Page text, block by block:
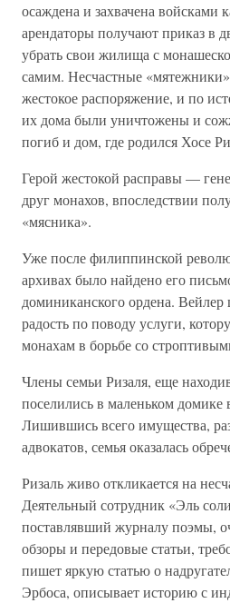
осаждена и захвачена войсками
арендаторы получают приказ в
убрать свои жилища с
самим. Несчастные
жестокое распоряжение, и по
их дома были уничтожены и
погиб и дом, где родился Хосе
Герой жестокой расправы —
друг монахов, впоследствии
«мясника».
Уже после филиппинской
архивах было найдено его
доминиканского ордена.
радость по поводу услуги,
монахам в борьбе со
Члены семьи Ризаля, еще
поселились в маленьком домике
Лишившись всего имущества,
адвокатов, семья оказалась
Ризаль живо откликается на
Деятельный сотрудник «Эль
поставлявший журналу поэмы,
обзоры и передовые статьи,
пишет яркую статью о
Эрбоса, описывает историю с